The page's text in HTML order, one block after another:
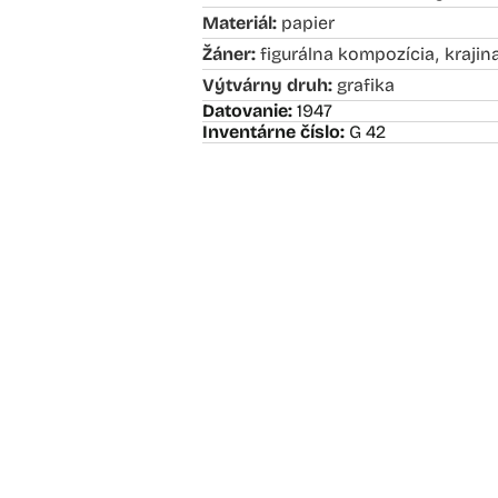
Materiál: papier
Žáner: figurálna kompozícia,
Výtvárny druh: grafika
Datovanie: 1947
Inventárne číslo: G 42